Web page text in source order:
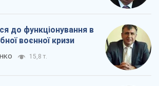
до функціонування в
воєнної кризи
15,8 т.